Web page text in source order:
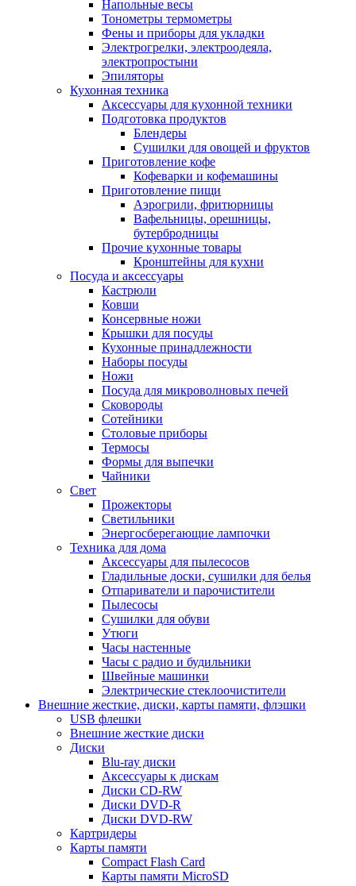
Напольные весы
Тонометры термометры
Фены и приборы для укладки
Электрогрелки, электроодеяла,
электропростыни
Эпиляторы
Кухонная техника
Аксессуары для кухонной техники
Подготовка продуктов
Блендеры
Сушилки для овощей и фруктов
Приготовление кофе
Кофеварки и кофемашины
Приготовление пищи
Аэрогрили, фритюрницы
Вафельницы, орешницы,
бутербродницы
Прочие кухонные товары
Кронштейны для кухни
Посуда и аксессуары
Кастрюли
Ковши
Консервные ножи
Крышки для посуды
Кухонные принадлежности
Наборы посуды
Ножи
Посуда для микроволновых печей
Сковороды
Сотейники
Столовые приборы
Термосы
Формы для выпечки
Чайники
Свет
Прожекторы
Светильники
Энергосберегающие лампочки
Техника для дома
Аксессуары для пылесосов
Гладильные доски, сушилки для белья
Отпариватели и парочистители
Пылесосы
Сушилки для обуви
Утюги
Часы настенные
Часы с радио и будильники
Швейные машинки
Электрические стеклоочистители
Внешние жесткие, диски, карты памяти, флэшки
USB флешки
Внешние жесткие диски
Диски
Blu-ray диски
Аксессуары к дискам
Диски CD-RW
Диски DVD-R
Диски DVD-RW
Картридеры
Карты памяти
Compact Flash Card
Карты памяти MicroSD